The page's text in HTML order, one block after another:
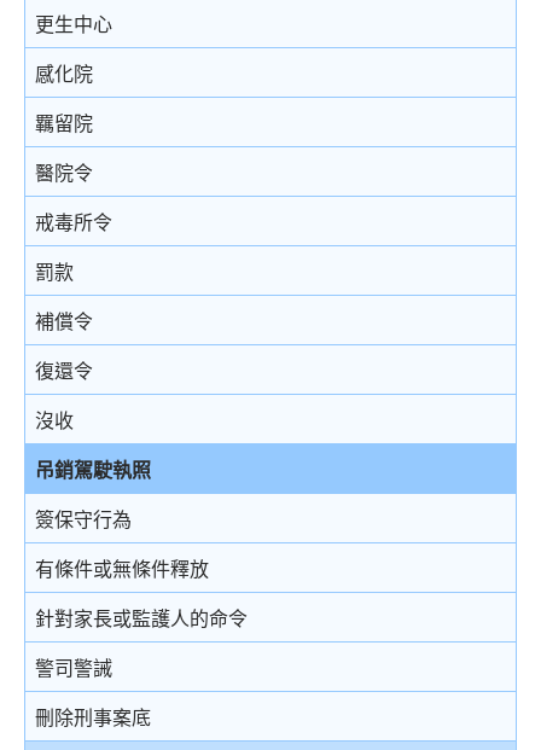
被捕人士保釋
投訴警察
更生中心
感化院
羈留院
醫院令
戒毒所令
罰款
補償令
復還令
沒收
吊銷駕駛執照
簽保守行為
有條件或無條件釋放
針對家長或監護人的命令
警司警誡
刪除刑事案底